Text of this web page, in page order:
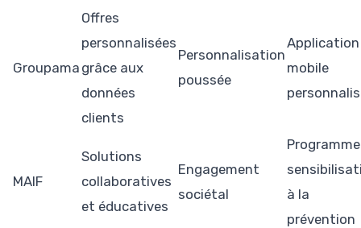
Groupama
Offres
personnalisées
grâce aux
données
clients
Personnalisation
poussée
Application
mobile
MAIF
Solutions
collaboratives
et éducatives
Engagement
sociétal
à la
prévention